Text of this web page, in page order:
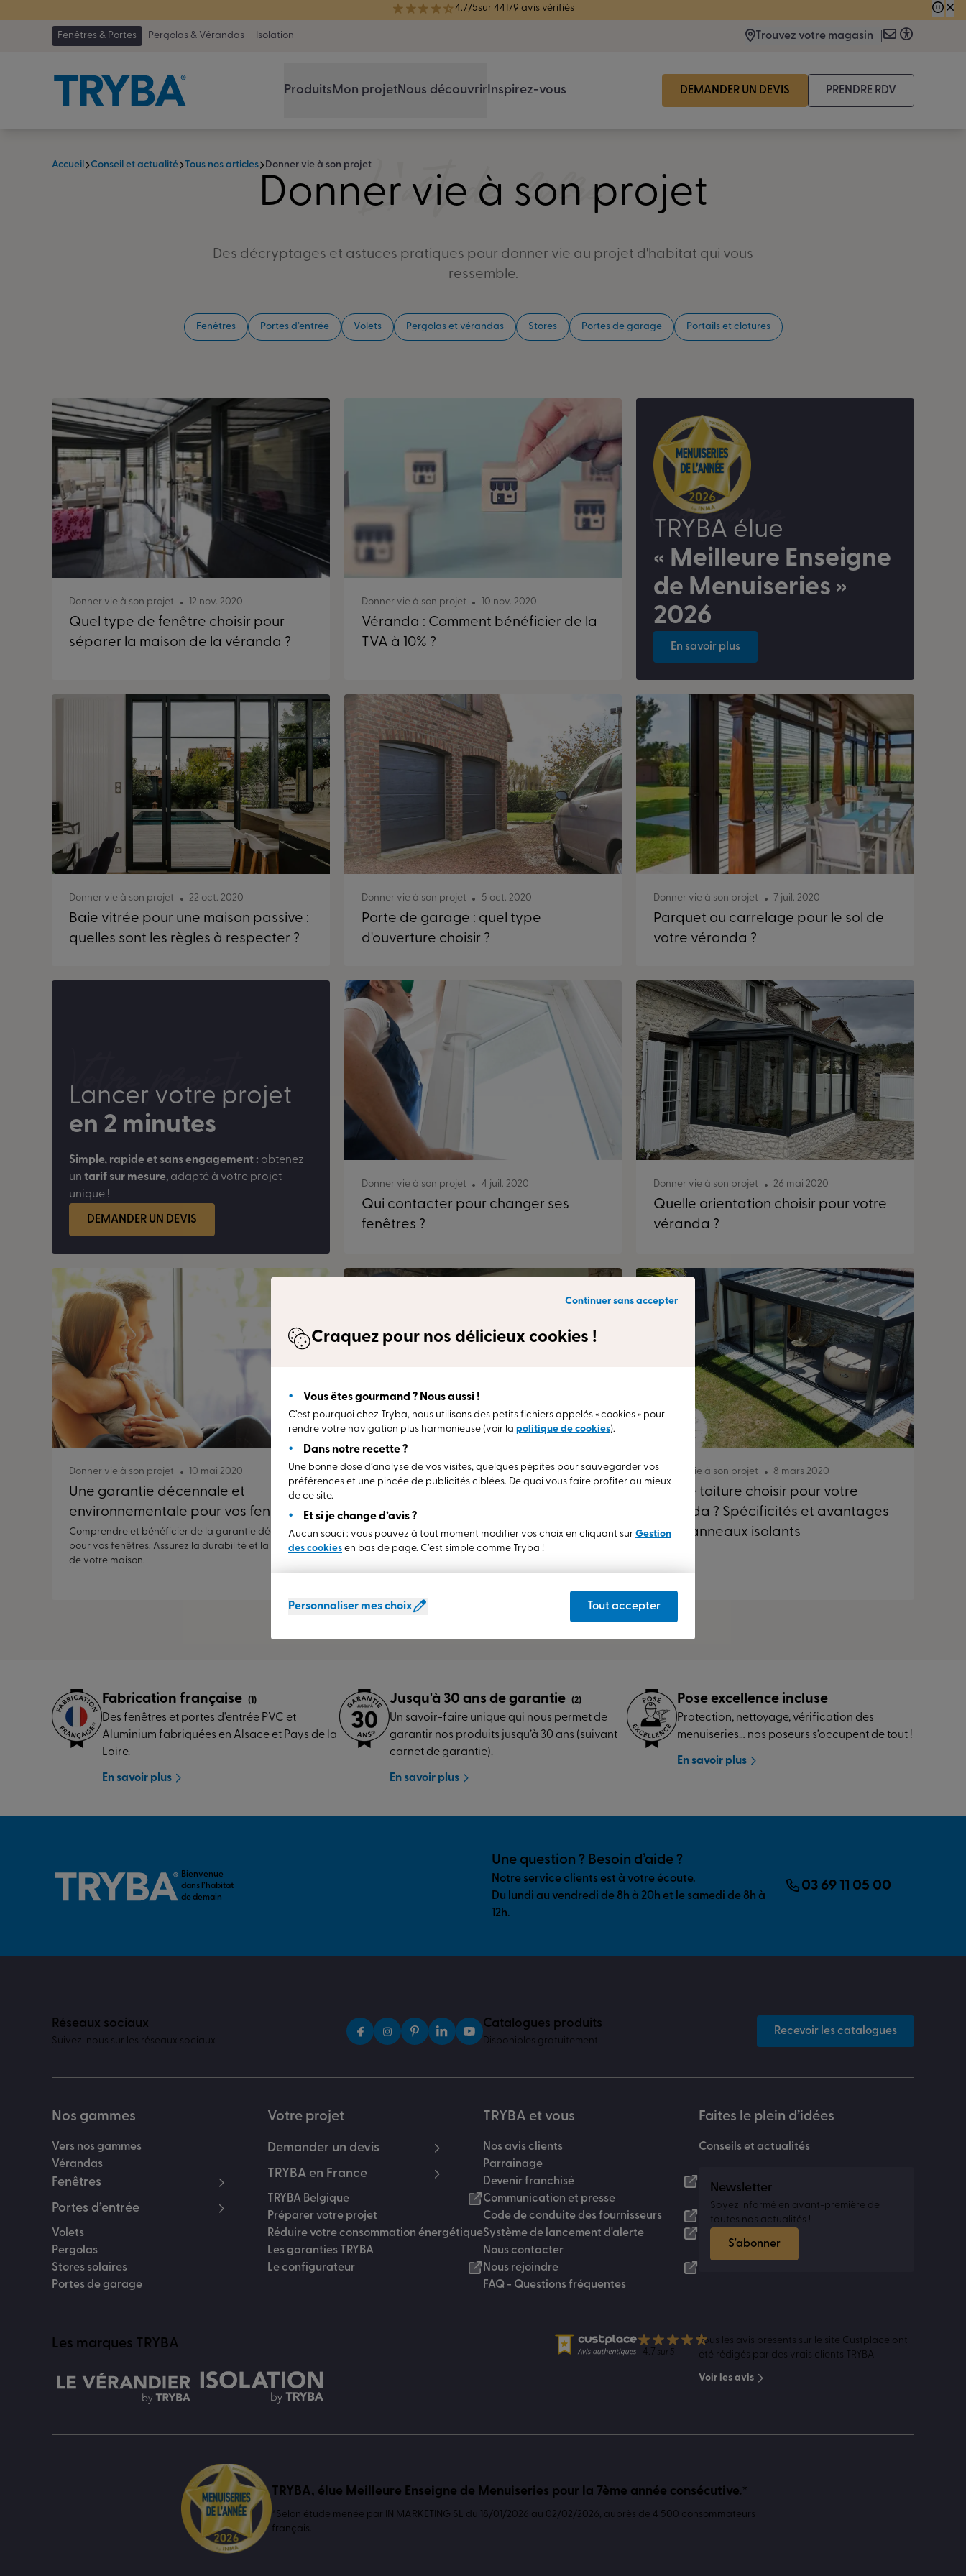
4.7/5sur 44179 avis vérifiés
Fenêtres & Portes
Pergolas & Vérandas Isolation Trouvez votre magasin
ProduitsMon projetNous découvrirInspirez-vous DEMANDER UN DEVIS PRENDRE RDV
Accueil Conseil et actualité Tous nos articles Donner vie à son projetL'art de vivre
Donner vie à son projet
Des décryptages et astuces pratiques pour donner vie au projet d'habitat qui vous
ressemble.
Fenêtres Portes d’entrée Volets Pergolas et vérandas Stores Portes de garage Portails et clotures
Donner vie à son projet 12 nov. 2020
Quel type de fenêtre choisir pour
séparer la maison de la véranda ?
Donner vie à son projet 10 nov. 2020
Véranda : Comment bénéficier de la
TVA à 10% ?
Confiance
TRYBA élue
« Meilleure Enseigne
de Menuiseries »
2026
En savoir plus
Donner vie à son projet 22 oct. 2020
Baie vitrée pour une maison passive :
quelles sont les règles à respecter ?
Donner vie à son projet 5 oct. 2020
Porte de garage : quel type
d'ouverture choisir ?
Donner vie à son projet 7 juil. 2020
Parquet ou carrelage pour le sol de
votre véranda ?
Votre projet
Lancer votre projet
en 2 minutes
Simple, rapide et sans engagement : obtenez
un tarif sur mesure, adapté à votre projet
unique !
DEMANDER UN DEVIS
Donner vie à son projet 4 juil. 2020
Qui contacter pour changer ses
fenêtres ?
Donner vie à son projet 26 mai 2020
Quelle orientation choisir pour votre
véranda ?
Donner vie à son projet 10 mai 2020
Une garantie décennale et
environnementale pour vos fenêtres
Comprendre et bénéficier de la garantie décennale
pour vos fenêtres. Assurez la durabilité et la sécurité
de votre maison.
Donner vie à son projet 23 avr. 2020
une autorisation en mairie ?
Découvrez les formalités nécessaires pour changer
vos fenêtres : déclaration préalable, autorisations en
un projet en toute conformité.
Donner vie à son projet 8 mars 2020
Quelle toiture choisir pour votre
véranda ? Spécificités et avantages
des panneaux isolants
Précédent
Fabrication française (1)
Des fenêtres et portes d'entrée PVC et
Aluminium fabriquées en Alsace et Pays de la
Loire.
En savoir plus
Jusqu'à 30 ans de garantie (2)
Un savoir-faire unique qui nous permet de
garantir nos produits jusqu’à 30 ans (suivant
carnet de garantie).
En savoir plus
Pose excellence incluse
Protection, nettoyage, vérification des
menuiseries… nos poseurs s’occupent de tout !
En savoir plus
Bienvenue
dans l’habitat
de demain
Une question ? Besoin d’aide ?
Notre service clients est à votre écoute.
Du lundi au vendredi de 8h à 20h et le samedi de 8h à
12h.
03 69 11 05 00
Réseaux sociaux
Suivez-nous sur les réseaux sociaux
Catalogues produits
Disponibles gratuitement
Recevoir les catalogues
Nos gammes
Vers nos gammes
Vérandas
Fenêtres
Portes d’entrée
Volets
Pergolas
Stores solaires
Portes de garage
Votre projet
Demander un devis
TRYBA en France
TRYBA Belgique
Préparer votre projet
Réduire votre consommation énergétique
Les garanties TRYBA
Le configurateur
TRYBA et vous
Nos avis clients
Parrainage
Devenir franchisé
Communication et presse
Code de conduite des fournisseurs
Système de lancement d'alerte
Nous contacter
Nous rejoindre
FAQ - Questions fréquentes
Faites le plein d’idées
Conseils et actualités
Newsletter
Soyez informé en avant-première de
toutes nos actualités !
S'abonner
Les marques TRYBA
4.7 sur 5
Tous les avis présents sur le site Custplace ont
été rédigés par des vrais clients TRYBA
Voir les avis
TRYBA, élue Meilleure Enseigne de Menuiseries pour la 7ème année consécutive.*
*Selon étude menée par IN MARKETING SL du 18/01/2026 au 02/02/2026, auprès de 4 500 consommateurs
français.
Continuer sans accepter
Craquez pour nos délicieux cookies !
Vous êtes gourmand ? Nous aussi !
C’est pourquoi chez Tryba, nous utilisons des petits fichiers appelés « cookies » pour
rendre votre navigation plus harmonieuse (voir la politique de cookies).
Dans notre recette ?
Une bonne dose d’analyse de vos visites, quelques pépites pour sauvegarder vos
préférences et une pincée de publicités ciblées. De quoi vous faire profiter au mieux
de ce site.
Et si je change d’avis ?
Aucun souci : vous pouvez à tout moment modifier vos choix en cliquant sur Gestion
des cookies en bas de page. C’est simple comme Tryba !
Personnaliser mes choix Tout accepter